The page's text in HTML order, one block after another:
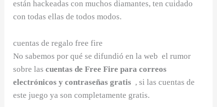
están hackeadas con muchos diamantes, ten cuidado
con todas ellas de todos modos.
cuentas de regalo free fire
No sabemos por qué se difundió en la web el rumor
sobre las cuentas de Free Fire para correos
electrónicos y contraseñas gratis , si las cuentas de
este juego ya son completamente gratis.